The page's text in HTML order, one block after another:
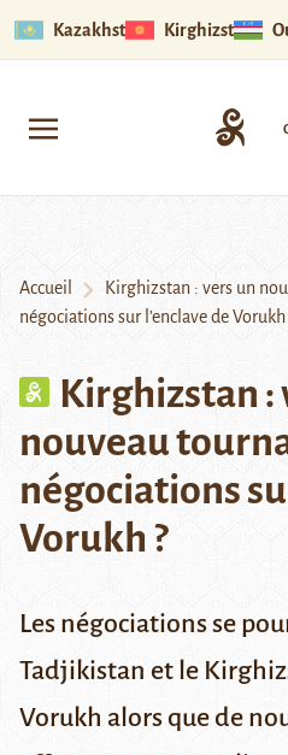
Kazakhstan Kirghizstan
Accueil
Kirghizstan : vers un
négociations sur l’enclave de Vorukh
Kirghizstan :
nouveau
négociations
Vorukh ?
Les négociations se
Tadjikistan et le
Vorukh alors que de